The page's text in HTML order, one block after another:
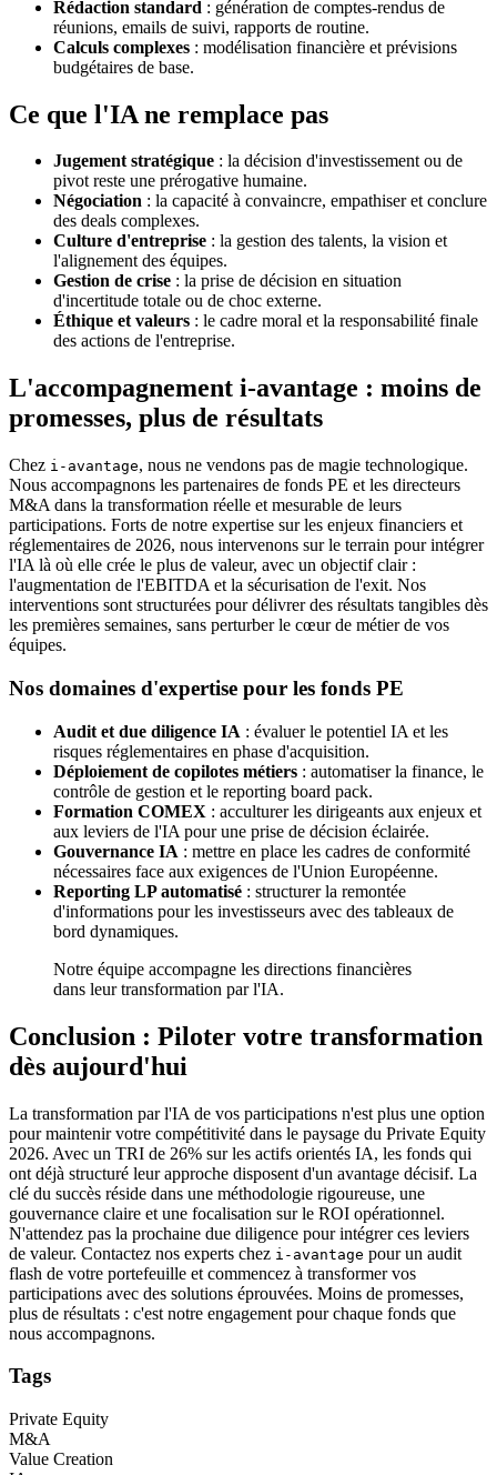
Rédaction standard : génération de comptes-rendus de
réunions, emails de suivi, rapports de routine.
Calculs complexes : modélisation financière et prévisions
budgétaires de base.
Ce que l'IA ne remplace pas
Jugement stratégique : la décision d'investissement ou de
pivot reste une prérogative humaine.
Négociation : la capacité à convaincre, empathiser et conclure
des deals complexes.
Culture d'entreprise : la gestion des talents, la vision et
l'alignement des équipes.
Gestion de crise : la prise de décision en situation
d'incertitude totale ou de choc externe.
Éthique et valeurs : le cadre moral et la responsabilité finale
des actions de l'entreprise.
L'accompagnement i-avantage : moins de
promesses, plus de résultats
Chez i-avantage, nous ne vendons pas de magie technologique.
Nous accompagnons les partenaires de fonds PE et les directeurs
M&A dans la transformation réelle et mesurable de leurs
participations. Forts de notre expertise sur les enjeux financiers et
réglementaires de 2026, nous intervenons sur le terrain pour intégrer
l'IA là où elle crée le plus de valeur, avec un objectif clair :
l'augmentation de l'EBITDA et la sécurisation de l'exit. Nos
interventions sont structurées pour délivrer des résultats tangibles dès
les premières semaines, sans perturber le cœur de métier de vos
équipes.
Nos domaines d'expertise pour les fonds PE
Audit et due diligence IA : évaluer le potentiel IA et les
risques réglementaires en phase d'acquisition.
Déploiement de copilotes métiers : automatiser la finance, le
contrôle de gestion et le reporting board pack.
Formation COMEX : acculturer les dirigeants aux enjeux et
aux leviers de l'IA pour une prise de décision éclairée.
Gouvernance IA : mettre en place les cadres de conformité
nécessaires face aux exigences de l'Union Européenne.
Reporting LP automatisé : structurer la remontée
d'informations pour les investisseurs avec des tableaux de
bord dynamiques.
Notre équipe accompagne les directions financières
dans leur transformation par l'IA.
Conclusion : Piloter votre transformation
dès aujourd'hui
La transformation par l'IA de vos participations n'est plus une option
pour maintenir votre compétitivité dans le paysage du Private Equity
2026. Avec un TRI de 26% sur les actifs orientés IA, les fonds qui
ont déjà structuré leur approche disposent d'un avantage décisif. La
clé du succès réside dans une méthodologie rigoureuse, une
gouvernance claire et une focalisation sur le ROI opérationnel.
N'attendez pas la prochaine due diligence pour intégrer ces leviers
de valeur. Contactez nos experts chez i-avantage pour un audit
flash de votre portefeuille et commencez à transformer vos
participations avec des solutions éprouvées. Moins de promesses,
plus de résultats : c'est notre engagement pour chaque fonds que
nous accompagnons.
Tags
Private Equity
M&A
Value Creation